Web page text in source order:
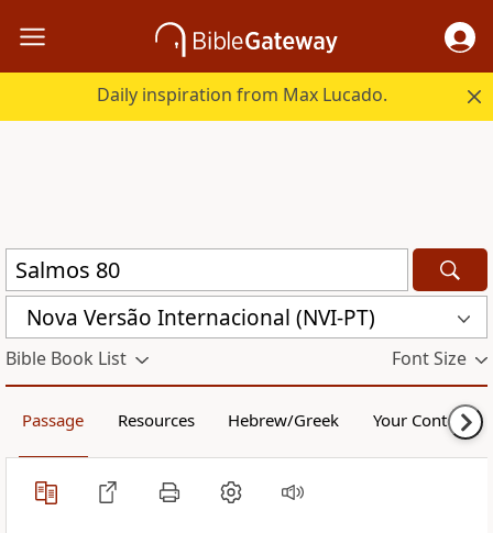
Daily inspiration from Max Lucado.
Nova Versão Internacional (NVI-PT)
Bible Book List Font Size
Passage Resources Hebrew/Greek Your Content